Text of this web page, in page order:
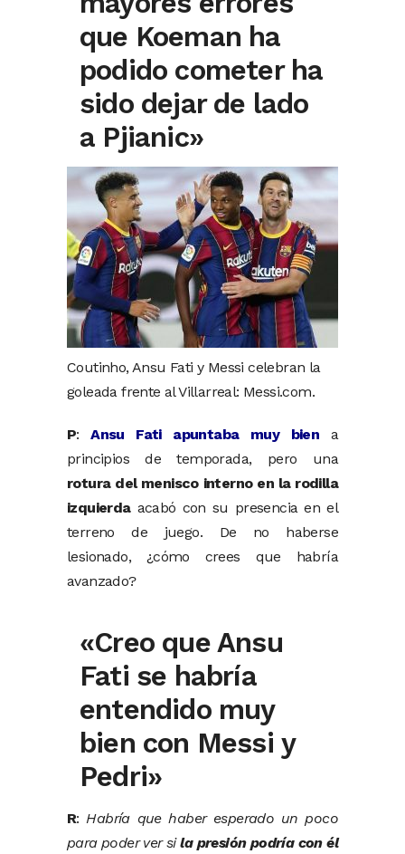
que Koeman ha
podido cometer ha
sido dejar de lado
a Pjianic»
Coutinho, Ansu Fati y Messi celebran la
goleada frente al Villarreal: Messi.com.
P:Ansu Fati apuntaba muy bien a
principios de temporada, pero una
rotura del menisco interno en la rodilla
izquierdaacabó con su presencia en el
terreno de juego. De no haberse
lesionado, ¿cómo crees que habría
avanzado?
«Creo que Ansu
Fati se habría
entendido muy
bien con Messi y
Pedri»
R:Habría que haber esperado un poco
para poder ver sila presión podría con él